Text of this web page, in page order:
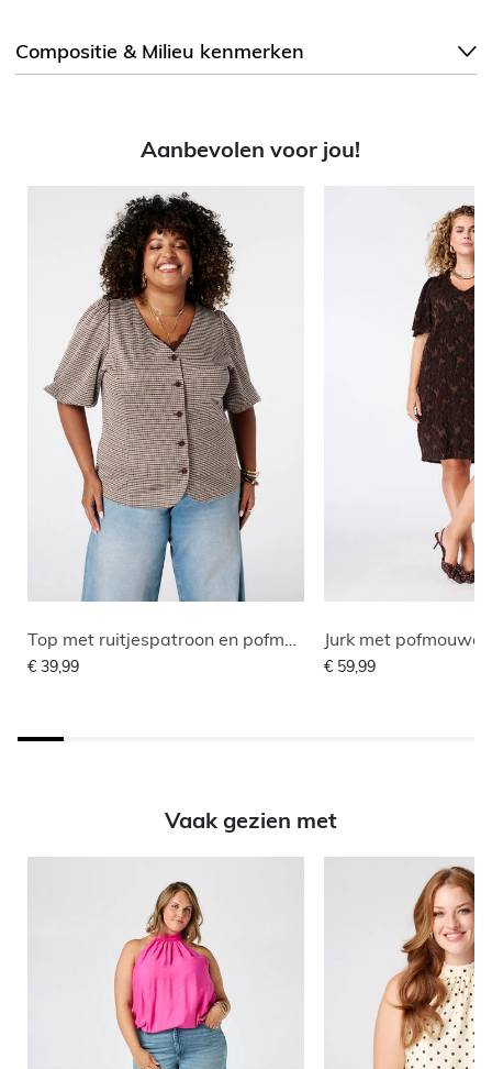
Compositie & Milieu kenmerken
Aanbevolen voor jou!
Top met ruitjespatroon en pofmouwen
€ 39,99
Jurk met pofmouwen
€ 59,99
Vaak gezien met